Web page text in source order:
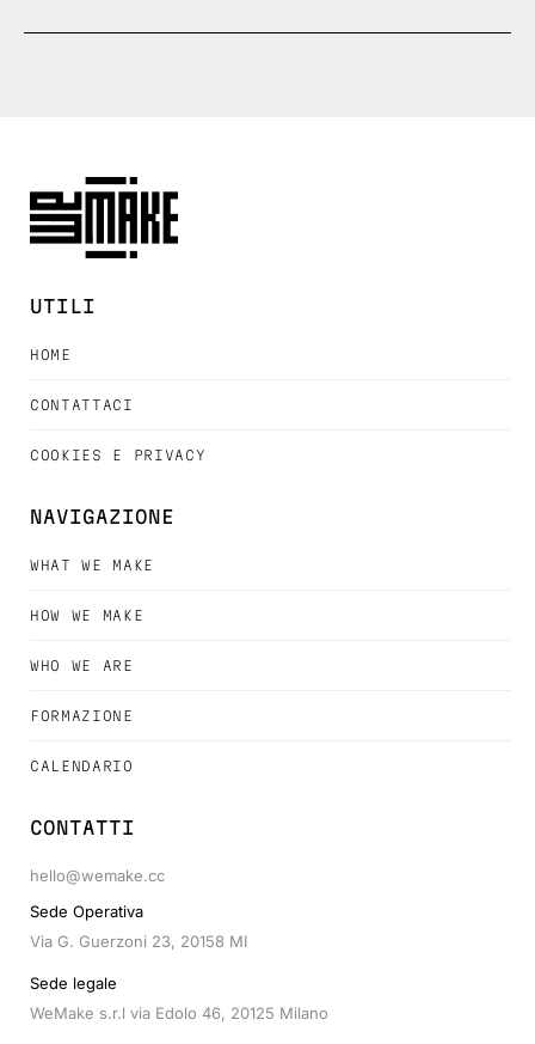
UTILI
HOME
CONTATTACI
COOKIES E PRIVACY
NAVIGAZIONE
WHAT WE MAKE
HOW WE MAKE
WHO WE ARE
FORMAZIONE
CALENDARIO
CONTATTI
hello@wemake.cc
Sede Operativa
Via G. Guerzoni 23, 20158 MI
Sede legale
WeMake s.r.l via Edolo 46, 20125 Milano